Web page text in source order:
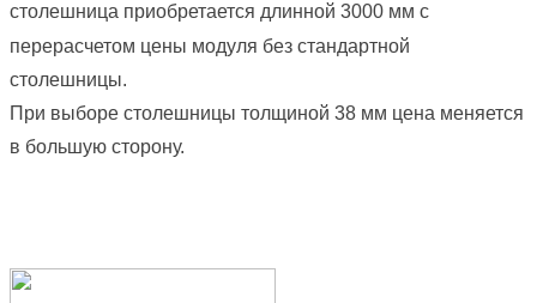
столешница приобретается длинной 3000 мм с
перерасчетом цены модуля без стандартной
столешницы.
При выборе столешницы толщиной 38 мм цена меняется
в большую сторону.